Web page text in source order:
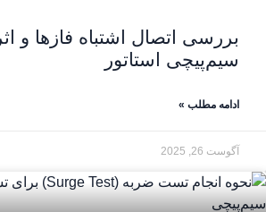
بررسی اتصال اشتباه فازها و
سیم‌پیچی استاتور
ادامه مطلب »
آگوست 26, 2025